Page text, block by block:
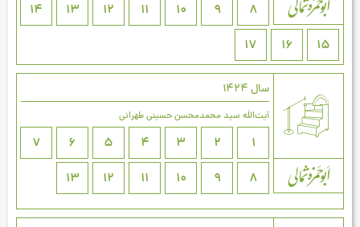
8
9
10
11
12
13
14
15
16
17
سال 1424
آیت‌اللَه سید محمدمحسن حسینی طهرانی
1
2
3
4
5
6
7
8
9
10
11
12
13